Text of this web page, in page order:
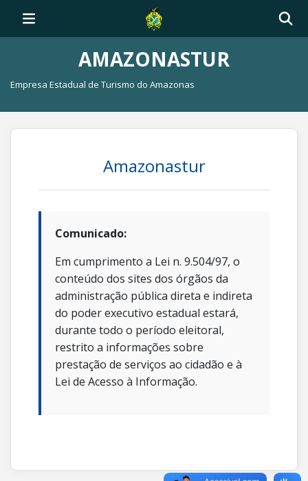
AMAZONASTUR
Empresa Estadual de Turismo do Amazonas
Amazonastur
Comunicado:
Em cumprimento a Lei n. 9.504/97, o
conteúdo dos sites dos órgãos da
administração pública direta e indireta
do poder executivo estadual estará,
durante todo o período eleitoral,
restrito a informações sobre
prestação de serviços ao cidadão e à
Lei de Acesso à Informação.